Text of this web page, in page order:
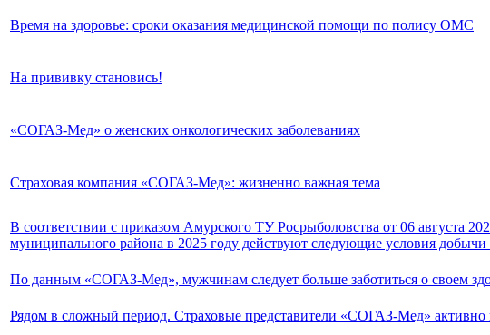
Время на здоровье: сроки оказания медицинской помощи по полису ОМС
На прививку становись!
«СОГАЗ-Мед» о женских онкологических заболеваниях
Страховая компания «СОГАЗ-Мед»: жизненно важная тема
В соответствии с приказом Амурского ТУ Росрыболовства от 06 августа
муниципального района в 2025 году действуют следующие условия
По данным «СОГАЗ-Мед», мужчинам следует больше заботиться о своем
Рядом в сложный период. Страховые представители «СОГАЗ-Мед»